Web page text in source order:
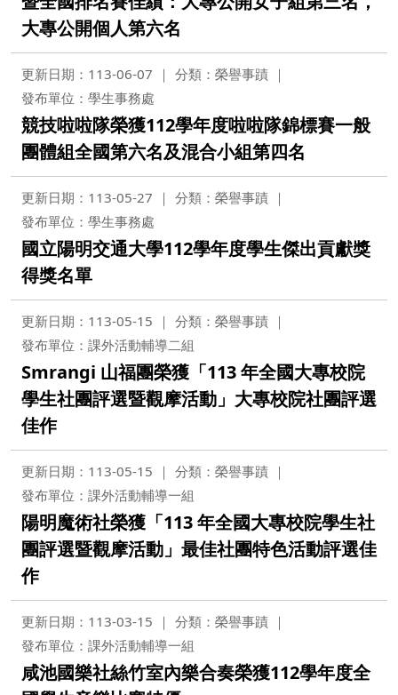
大專公開個人第六名
更新日期：113-06-07
分類：榮譽事蹟
發布單位：學生事務處
競技啦啦隊榮獲112學年度啦啦隊錦標賽一般
團體組全國第六名及混合小組第四名
更新日期：113-05-27
分類：榮譽事蹟
發布單位：學生事務處
國立陽明交通大學112學年度學生傑出貢獻獎
得獎名單
更新日期：113-05-15
分類：榮譽事蹟
發布單位：課外活動輔導二組
Smrangi 山福團榮獲「113 年全國大專校院
學生社團評選暨觀摩活動」大專校院社團評選
佳作
更新日期：113-05-15
分類：榮譽事蹟
發布單位：課外活動輔導一組
陽明魔術社榮獲「113 年全國大專校院學生社
團評選暨觀摩活動」最佳社團特色活動評選佳
作
更新日期：113-03-15
分類：榮譽事蹟
發布單位：課外活動輔導一組
咸池國樂社絲竹室內樂合奏榮獲112學年度全